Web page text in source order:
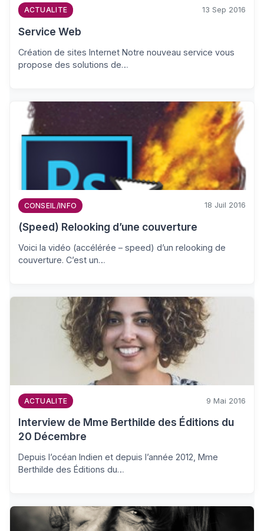
ACTUALITE 13 Sep 2016
Service Web
Création de sites Internet Notre nouveau service vous
propose des solutions de…
CONSEIL/INFO 18 Juil 2016
(Speed) Relooking d’une couverture
Voici la vidéo (accélérée – speed) d’un relooking de
couverture. C’est un…
ACTUALITE 9 Mai 2016
Interview de Mme Berthilde des Éditions du
20 Décembre
Depuis l’océan Indien et depuis l’année 2012, Mme
Berthilde des Éditions du…